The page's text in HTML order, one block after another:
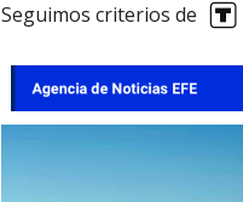
Seguimos criterios de